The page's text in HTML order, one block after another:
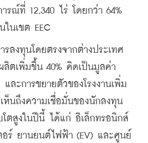
รณ์ที่ 12,340 ไร่ โดยกว่า 64%
ในเขต EEC
งทุนโดยตรงจากต่างประเทศ
ลิตเพิ่มขึ้น 40% คิดเป็นมูลค่า
และการขยายตัวของโรงงานเพิ่ม
ห็นถึงความเชื่อมั่นของนักลงทุน
โตสูงในปีนี้ ได้แก่ อิเล็กทรอนิกส์
อร์ ยานยนต์ไฟฟ้า (EV) และศูนย์